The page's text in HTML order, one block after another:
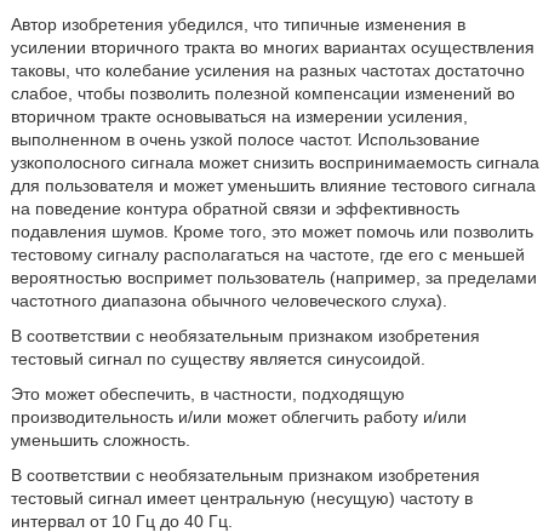
Автор изобретения убедился, что типичные изменения в
усилении вторичного тракта во многих вариантах осуществления
таковы, что колебание усиления на разных частотах достаточно
слабое, чтобы позволить полезной компенсации изменений во
вторичном тракте основываться на измерении усиления,
выполненном в очень узкой полосе частот. Использование
узкополосного сигнала может снизить воспринимаемость сигнала
для пользователя и может уменьшить влияние тестового сигнала
на поведение контура обратной связи и эффективность
подавления шумов. Кроме того, это может помочь или позволить
тестовому сигналу располагаться на частоте, где его с меньшей
вероятностью воспримет пользователь (например, за пределами
частотного диапазона обычного человеческого слуха).
В соответствии с необязательным признаком изобретения
тестовый сигнал по существу является синусоидой.
Это может обеспечить, в частности, подходящую
производительность и/или может облегчить работу и/или
уменьшить сложность.
В соответствии с необязательным признаком изобретения
тестовый сигнал имеет центральную (несущую) частоту в
интервал от 10 Гц до 40 Гц.